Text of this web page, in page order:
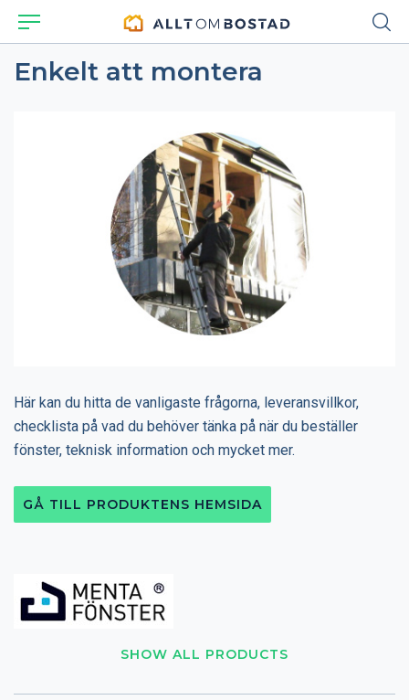
Enkelt att montera
SHOW ALL PRODUCTS
Här kan du hitta de vanligaste frågorna, leveransvillkor,
checklista på vad du behöver tänka på när du beställer
fönster, teknisk information och mycket mer.
GÅ TILL PRODUKTENS HEMSIDA